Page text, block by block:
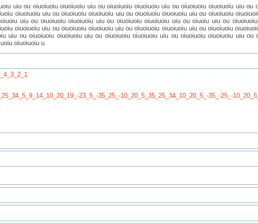
uiu ou oiuoiuoiu oiuoiuoiu uiu ou oiuoiuoiu oiuoiuoiu uiu ou oiuoiuoiu oiuoiuoiu uiu
oiuoiuoiu uiu ou oiuoiuoiu oiuoiuoiu uiu ou oiuoiuoiu oiuoiuoiu uiu ou oiuoiuoiu
uiu ou oiuoiuoiu oiuoiuoiu uiu ou oiuoiuoiu oiuoiuoiu uiu ou oiuoiu uiu ou
oiuoiuoiu uiu ou oiuoiuoiu oiuoiuoiu uiu ou oiuoiuoiu oiuoiuoiu uiu ou oiuoiuoiu
uiu ou oiuoiuoiu oiuoiuoiu uiu ou oiuoiuoiu oiuoiuoiu uiu ou oiuoiuoiu oiuoiuoiu uiu
oiuoiuoiu u
23_5_-35_25_-10_20_5_35_25_34_10_20_5_-35_-25_-